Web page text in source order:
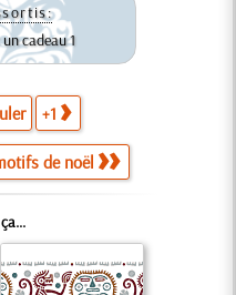
cadeau 1
+1
de noël